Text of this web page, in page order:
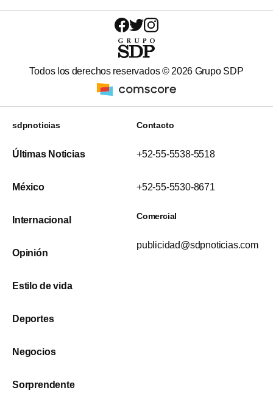
Todos los derechos reservados © 2026 Grupo SDP
sdpnoticias
Últimas Noticias
México
Internacional
Opinión
Estilo de vida
Deportes
Negocios
Sorprendente
Contacto
+52-55-5538-5518
+52-55-5530-8671
Comercial
publicidad@sdpnoticias.com